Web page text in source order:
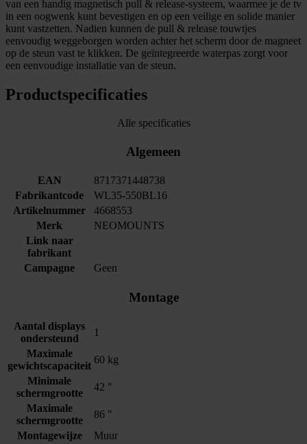
van een handig magnetisch pull & release-systeem, waarmee je de tv
in een oogwenk kunt bevestigen en op een veilige en solide manier
kunt vastzetten. Nadien kunnen de pull & release touwtjes
eenvoudig weggeborgen worden achter het scherm door de magneet
op de steun vast te klikken. De geïntegreerde waterpas zorgt voor
een eenvoudige installatie van de steun.
Productspecificaties
Alle specificaties
Algemeen
EAN
8717371448738
Fabrikantcode
WL35-550BL16
Artikelnummer
4668553
Merk
NEOMOUNTS
Link naar
fabrikant
Campagne
Geen
Montage
Aantal displays
ondersteund
1
Maximale
gewichtscapaciteit
60 kg
Minimale
schermgrootte
42 "
Maximale
schermgrootte
86 "
Montagewijze
Muur